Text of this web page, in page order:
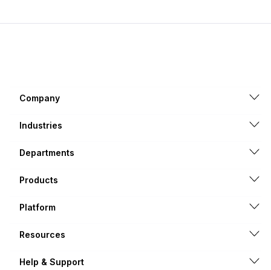
Company
Industries
Departments
Products
Platform
Resources
Help & Support